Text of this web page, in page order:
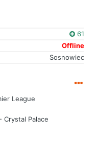
61
Offline
Sosnowiec
League
Crystal Palace